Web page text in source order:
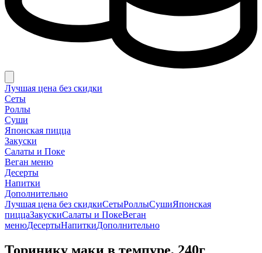
Лучшая цена без скидки
Сеты
Роллы
Суши
Японская пицца
Закуски
Салаты и Поке
Веган меню
Десерты
Напитки
Дополнительно
Лучшая цена без скидкиСетыРоллыСушиЯпонская
пиццаЗакускиСалаты и ПокеВеган
менюДесертыНапиткиДополнительно